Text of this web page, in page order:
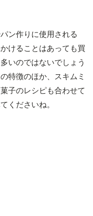
ン作りに使用される
けることはあっても買
いのではないでしょう
特徴のほか、スキムミ
子のレシピも合わせて
くださいね。